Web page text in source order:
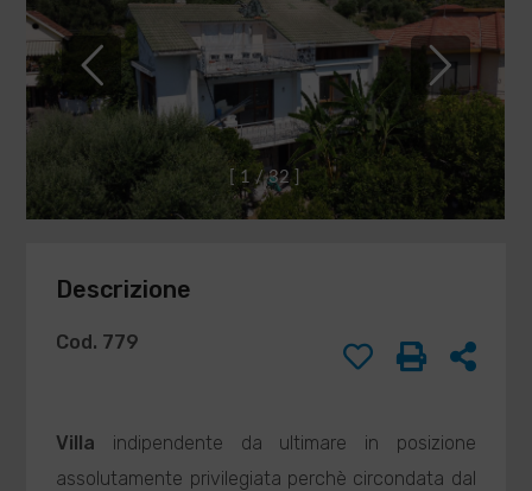
IMMOBILIARE
BARISONE
BARISONE
*
Telefono
*
Email
*
Compilando ed
inviando questo
modulo di
dell'informativa
privacy.
1 / 32
Descrizione
Cod. 779
Villa indipendente da ultimare in posizione
assolutamente privilegiata perchè circondata dal